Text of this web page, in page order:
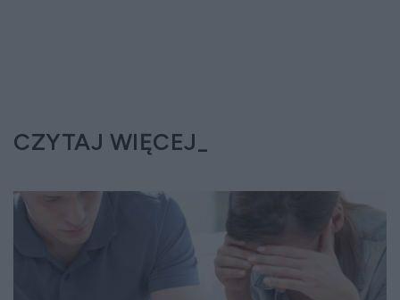
CZYTAJ WIĘCEJ